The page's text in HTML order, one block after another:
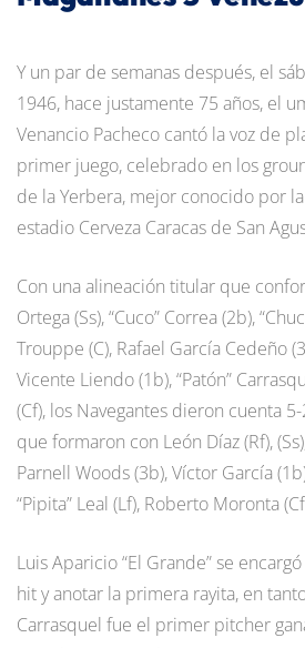
Y un par de semanas después, el
1946, hace justamente 75 años, el
Venancio Pacheco cantó la voz de
primer juego, celebrado en los
de la Yerbera, mejor conocido por
estadio Cerveza Caracas de San
Con una alineación titular que
Ortega (Ss), “Cuco” Correa (2b),
Trouppe (C), Rafael García Cedeño
Vicente Liendo (1b), “Patón”
(Cf), los Navegantes dieron cuenta
que formaron con León Díaz (Rf),
Parnell Woods (3b), Víctor García
“Pipita” Leal (Lf), Roberto Moronta
Luis Aparicio “El Grande” se
hit y anotar la primera rayita, en
Carrasquel fue el primer pitcher